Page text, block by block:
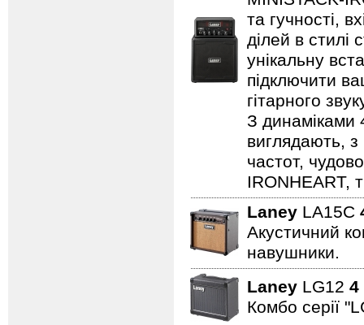
та гучності,
ділей в стилі
унікальну
підключити
гітарного
З динаміками
виглядають, з
частот,
IRONHEART,
Laney LA15C
Акустичний
навушники.
Laney LG12 4
Комбо серії